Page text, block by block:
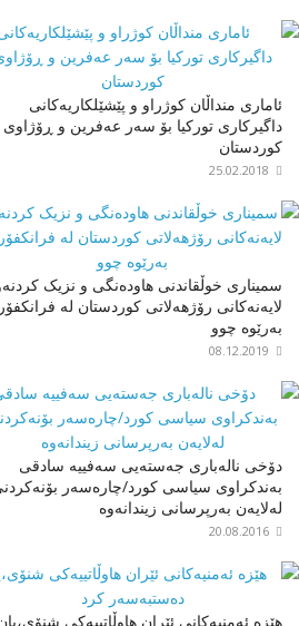
ئاماری منداڵان کوژراو و پێشێلکاریەکانی
داگیرکاری تورکیا بۆ سەر عەفرین و ڕۆژاوی
کوردستان
25.02.2018
سمیناری خوڵقاندنی هاودەنگی و نزیک
لایەنەکانی رۆژهەلاتی کوردستان لە
بەرێوە چوو
08.12.2019
دۆخی نالەباری جەستەیی سەفییە سادقی
بەندکراوی سیاسی کورد/چارەسەر
لەلایەن بەرپرسانی زیندانەوە
20.08.2016
هێزه ئەمنیەکانی ئێران هاوڵاتییەکی